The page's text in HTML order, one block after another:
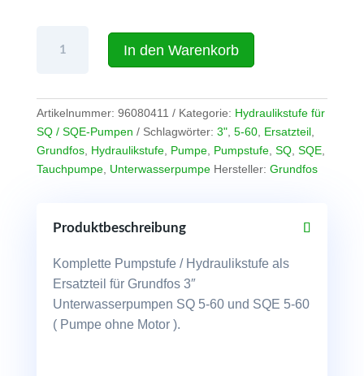
/
SQE
5-
60
In den Warenkorb
Artikelnummer: 96080411 Kategorie: Hydraulikstufe für
SQ / SQE-Pumpen
Schlagwörter: 3", 5-60, Ersatzteil,
Grundfos, Hydraulikstufe, Pumpe, Pumpstufe, SQ, SQE,
Tauchpumpe, Unterwasserpumpe Hersteller: Grundfos
Produktbeschreibung
Komplette Pumpstufe / Hydraulikstufe als
Ersatzteil für Grundfos 3″
Unterwasserpumpen SQ 5-60 und SQE 5-60
( Pumpe ohne Motor ).